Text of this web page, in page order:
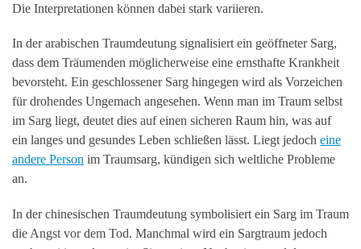
Die Interpretationen können dabei stark variieren.
In der arabischen Traumdeutung signalisiert ein geöffneter Sarg,
dass dem Träumenden möglicherweise eine ernsthafte Krankheit
bevorsteht. Ein geschlossener Sarg hingegen wird als Vorzeichen
für drohendes Ungemach angesehen. Wenn man im Traum selbst
im Sarg liegt, deutet dies auf einen sicheren Raum hin, was auf
ein langes und gesundes Leben schließen lässt. Liegt jedoch eine
andere Person im Traumsarg, kündigen sich weltliche Probleme
an.
In der chinesischen Traumdeutung symbolisiert ein Sarg im Traum
die Angst vor dem Tod. Manchmal wird ein Sargtraum jedoch